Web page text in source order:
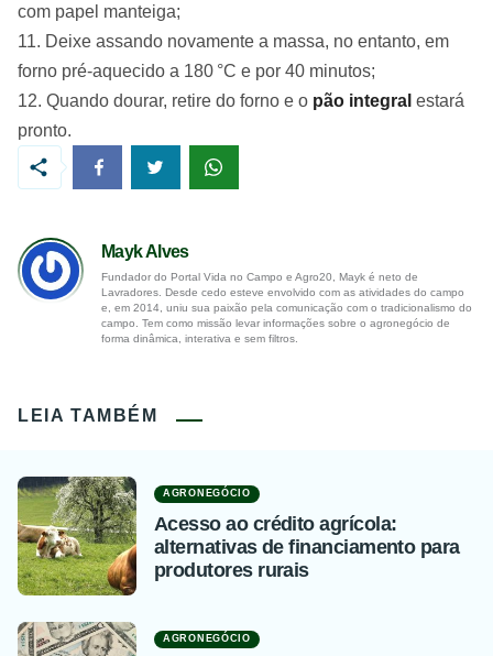
com papel manteiga;
Deixe assando novamente a massa, no entanto, em
forno pré-aquecido a 180 °C e por 40 minutos;
Quando dourar, retire do forno e o pão integral estará
pronto.
Mayk Alves
Fundador do Portal Vida no Campo e Agro20, Mayk é neto de
Lavradores. Desde cedo esteve envolvido com as atividades do campo
e, em 2014, uniu sua paixão pela comunicação com o tradicionalismo do
campo. Tem como missão levar informações sobre o agronegócio de
forma dinâmica, interativa e sem filtros.
LEIA TAMBÉM
AGRONEGÓCIO
Acesso ao crédito agrícola:
alternativas de financiamento para
produtores rurais
AGRONEGÓCIO